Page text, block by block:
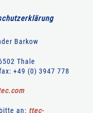
Barkow
Thale
+49 (0) 3947 778
.com
an: ttec-